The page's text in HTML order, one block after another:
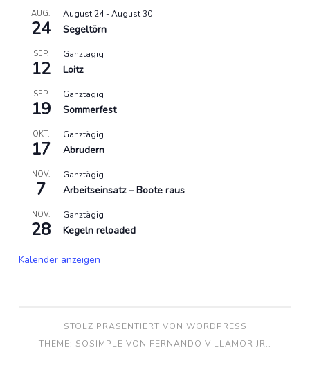
AUG.
24
August 24-August 30
Segeltörn
SEP.
12
Ganztägig
Loitz
SEP.
19
Ganztägig
Sommerfest
OKT.
17
Ganztägig
Abrudern
NOV.
7
Ganztägig
Arbeitseinsatz – Boote raus
NOV.
28
Ganztägig
Kegeln reloaded
Kalender anzeigen
STOLZ PRÄSENTIERT VON WORDPRESS
THEME: SOSIMPLE VON FERNANDO VILLAMOR JR..